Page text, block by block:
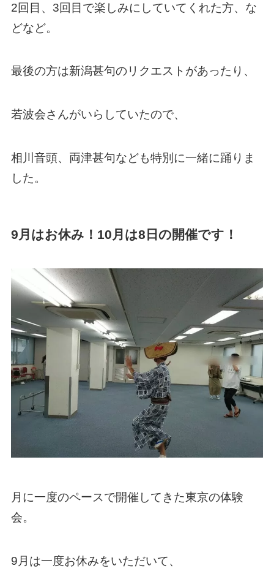
2回目、3回目で楽しみにしていてくれた方、な
どなど。
最後の方は新潟甚句のリクエストがあったり、
若波会さんがいらしていたので、
相川音頭、両津甚句なども特別に一緒に踊りま
した。
9月はお休み！10月は8日の開催です！
月に一度のペースで開催してきた東京の体験
会。
9月は一度お休みをいただいて、